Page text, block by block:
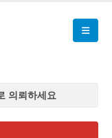
의뢰하세요
의뢰하세요